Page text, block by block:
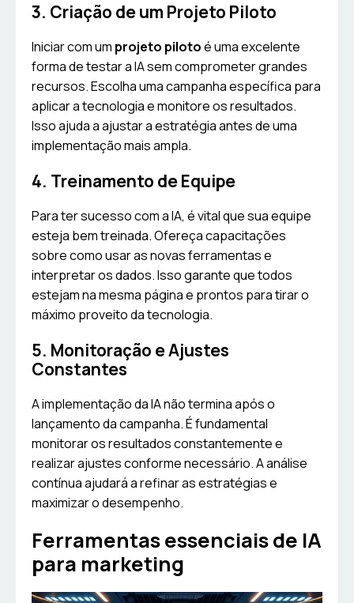
3. Criação de um Projeto Piloto
Iniciar com um projeto pilotoé uma excelente
forma de testar a IA sem comprometer grandes
recursos. Escolha uma campanha específica para
aplicar a tecnologia e monitore os resultados.
Isso ajuda a ajustar a estratégia antes de uma
implementação mais ampla.
4. Treinamento de Equipe
Para ter sucesso com a IA, é vital que sua equipe
esteja bem treinada. Ofereça capacitações
sobre como usar as novas ferramentas e
interpretar os dados. Isso garante que todos
estejam na mesma página e prontos para tirar o
máximo proveito da tecnologia.
5. Monitoração e Ajustes
Constantes
A implementação da IA não termina após o
lançamento da campanha. É fundamental
monitorar os resultados constantemente e
realizar ajustes conforme necessário. A análise
contínua ajudará a refinar as estratégias e
maximizar o desempenho.
Ferramentas essenciais de IA
para marketing